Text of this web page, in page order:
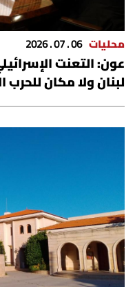
الرياضة
منوّعات
حظّك اليوم
من نحن
للتواصل معنا
محليات 06 . 07 . 2026
عون: التعنت
لبنان ولا مكان للحرب